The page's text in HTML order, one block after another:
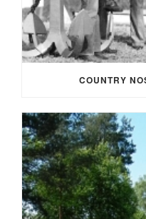
COUNTRY